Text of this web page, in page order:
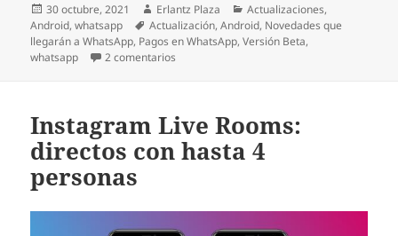
Publicado
el
30 octubre, 2021 Autor
Erlantz Plaza Categorías
Actualizaciones,
Android,whatsapp Etiquetas
Actualización,Android, Novedades que
llegarán a WhatsApp, Pagos en WhatsApp,Versión Beta,
whatsapp
2 comentarios
Instagram Live Rooms:
directos con hasta 4
personas